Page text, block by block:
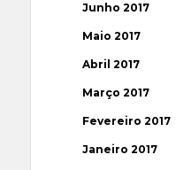
Junho 2017
Maio 2017
Abril 2017
Março 2017
Fevereiro 2017
Janeiro 2017